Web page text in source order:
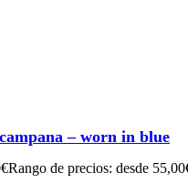
– worn in blue
€Rango de precios: desde